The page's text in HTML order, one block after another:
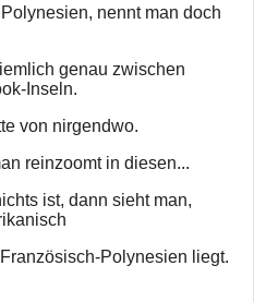
nennt man doch
genau zwischen
Inseln.
von nirgendwo.
reinzoomt in diesen...
ist, dann sieht man,
Polynesien liegt.